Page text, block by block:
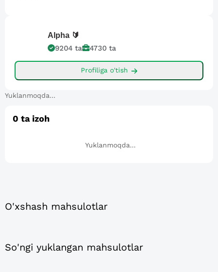
Alpha 🔰
9204 ta 4730 ta
Profiliga o'tish
Yuklanmoqda...
0 ta izoh
Yuklanmoqda...
O'xshash mahsulotlar
So'ngi yuklangan mahsulotlar